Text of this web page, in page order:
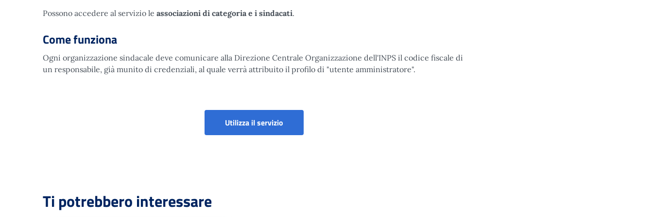
Possono accedere al servizio le associazioni di categoria e i sindacati.
Come funziona
Ogni organizzazione sindacale deve comunicare alla Direzione Centrale Organizzazione dell'INPS il codice fiscale di
un responsabile, già munito di credenziali, al quale verrà attribuito il profilo di "utente amministratore".
Utilizza il servizioDeleghe sindacali - Disoccupazione e CIG
Ti potrebbero interessare